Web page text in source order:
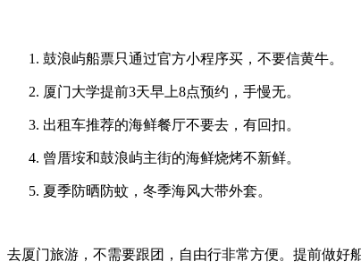
鼓浪屿船票只通过官方小程序买，不要信黄牛。
厦门大学提前3天早上8点预约，手慢无。
出租车推荐的海鲜餐厅不要去，有回扣。
曾厝垵和鼓浪屿主街的海鲜烧烤不新鲜。
夏季防晒防蚊，冬季海风大带外套。
去厦门旅游，不需要跟团，自由行非常方便。提前做好